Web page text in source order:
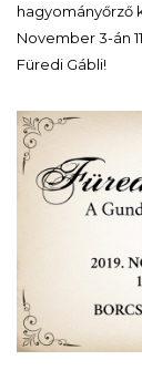
hagyományőrző
November 3-án
Füredi Gábli!